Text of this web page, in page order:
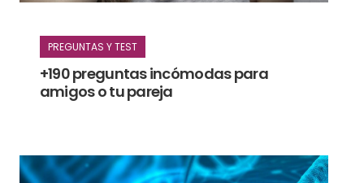
PREGUNTAS Y TEST
+190 preguntas incómodas para
amigos o tu pareja